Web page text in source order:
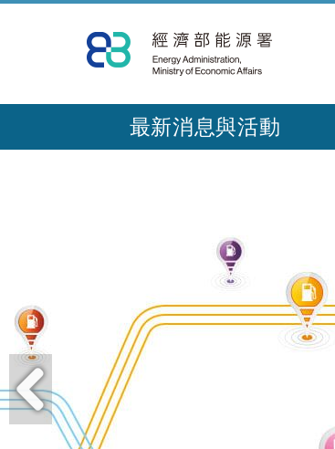
到
主
內
最新消息與活動